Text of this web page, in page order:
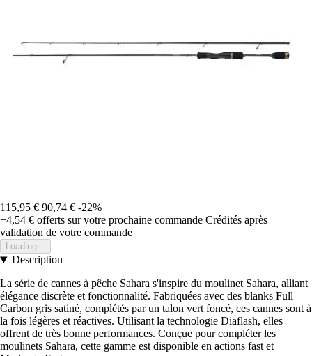
115,95 € 90,74 € -22%
+4,54 € offerts sur votre prochaine commande Crédités après
validation de votre commande
Loading...
Description
La série de cannes à pêche Sahara s'inspire du moulinet Sahara, alliant
élégance discrète et fonctionnalité. Fabriquées avec des blanks Full
Carbon gris satiné, complétés par un talon vert foncé, ces cannes sont à
la fois légères et réactives. Utilisant la technologie Diaflash, elles
offrent de très bonne performances. Conçue pour compléter les
moulinets Sahara, cette gamme est disponible en actions fast et